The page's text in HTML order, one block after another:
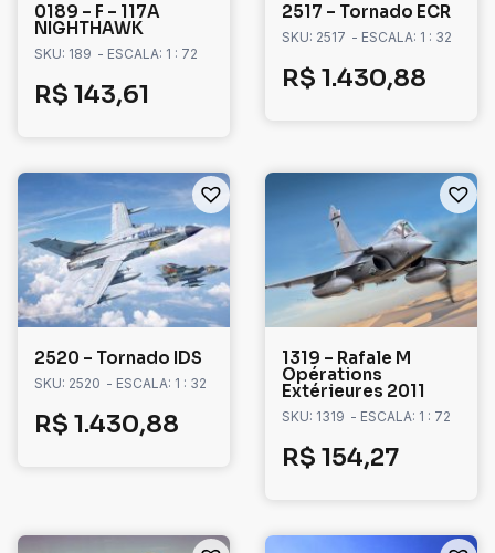
0189 – F – 117A
NIGHTHAWK
SKU: 189 - ESCALA: 1 : 72
R$ 143,61
2517 – Tornado ECR
SKU: 2517 - ESCALA: 1 : 32
R$ 1.430,88
2520 – Tornado IDS
SKU: 2520 - ESCALA: 1 : 32
R$ 1.430,88
1319 – Rafale M
Opérations
Extérieures 2011
SKU: 1319 - ESCALA: 1 : 72
R$ 154,27